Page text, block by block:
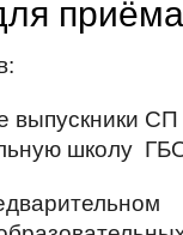
выпускники
школу